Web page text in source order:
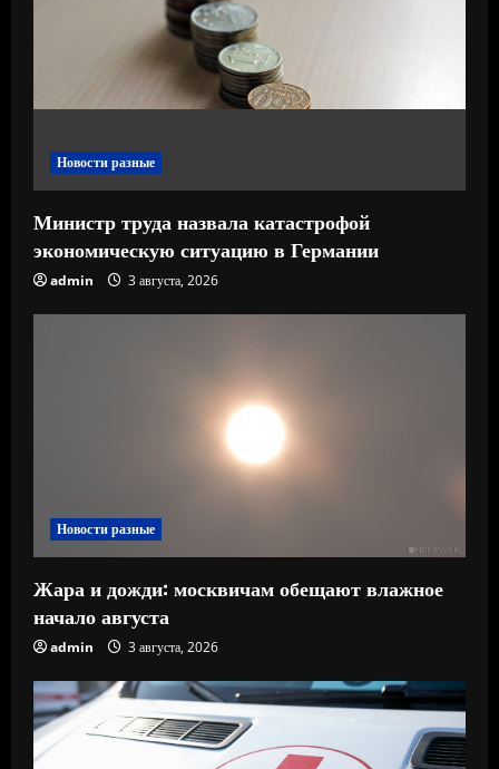
и
Новости разные
Министр труда назвала катастрофой
экономическую ситуацию в Германии
admin 3 августа, 2026
Новости разные
Жара и дожди: москвичам обещают влажное
начало августа
admin 3 августа, 2026